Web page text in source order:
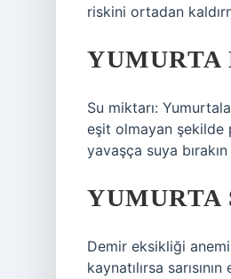
riskini ortadan
Su miktarı:
eşit olmayan şekilde
yavaşça suya
YUMURTA
Demir eksikliği
kaynatılırsa